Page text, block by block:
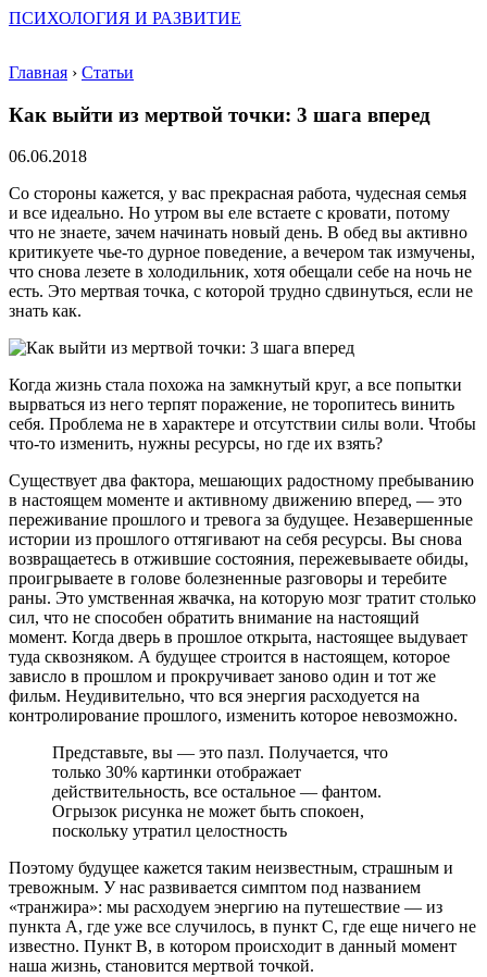
ПСИХОЛОГИЯ И РАЗВИТИЕ
Главная › Статьи
Как выйти из мертвой точки: 3 шага вперед
06.06.2018
Со стороны кажется, у вас прекрасная работа, чудесная семья
и все идеально. Но утром вы еле встаете с кровати, потому
что не знаете, зачем начинать новый день. В обед вы активно
критикуете чье-то дурное поведение, а вечером так измучены,
что снова лезете в холодильник, хотя обещали себе на ночь не
есть. Это мертвая точка, с которой трудно сдвинуться, если не
знать как.
Когда жизнь стала похожа на замкнутый круг, а все попытки
вырваться из него терпят поражение, не торопитесь винить
себя. Проблема не в характере и отсутствии силы воли. Чтобы
что-то изменить, нужны ресурсы, но где их взять?
Существует два фактора, мешающих радостному пребыванию
в настоящем моменте и активному движению вперед, — это
переживание прошлого и тревога за будущее. Незавершенные
истории из прошлого оттягивают на себя ресурсы. Вы снова
возвращаетесь в отжившие состояния, пережевываете обиды,
проигрываете в голове болезненные разговоры и теребите
раны. Это умственная жвачка, на которую мозг тратит столько
сил, что не способен обратить внимание на настоящий
момент. Когда дверь в прошлое открыта, настоящее выдувает
туда сквозняком. А будущее строится в настоящем, которое
зависло в прошлом и прокручивает заново один и тот же
фильм. Неудивительно, что вся энергия расходуется на
контролирование прошлого, изменить которое невозможно.
Представьте, вы — это пазл. Получается, что
только 30% картинки отображает
действительность, все остальное — фантом.
Огрызок рисунка не может быть спокоен,
поскольку утратил целостность
Поэтому будущее кажется таким неизвестным, страшным и
тревожным. У нас развивается симптом под названием
«транжира»: мы расходуем энергию на путешествие — из
пункта А, где уже все случилось, в пункт С, где еще ничего не
известно. Пункт B, в котором происходит в данный момент
наша жизнь, становится мертвой точкой.